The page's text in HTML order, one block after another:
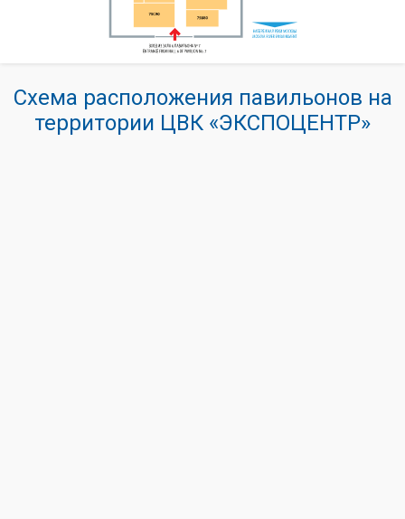
Схема расположения павильонов на
территории ЦВК «ЭКСПОЦЕНТР»